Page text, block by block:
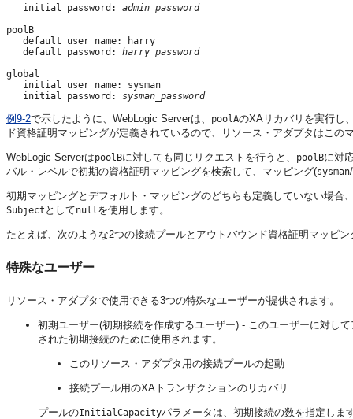
   initial password:
admin_password
poolB
   default user name: harry
   default password:
harry_password
global
   initial user name: sysman
   initial password:
sysman_password
例9-2で示したように、WebLogic Serverは、 poolAのXAリカバリを実行し
ド資格証明マッピングが定義されているので、リソース・アダプタはこの
WebLogic ServerはpoolBに対しても同じリクエストを行うと、 poolBに対
バル・レベルで初期の資格証明マッピングを検索して、マッピング(sysman/
初期マッピングとデフォルト・マッピングのどちらも定義していない場
Subject としてnullを使用します。
たとえば、次のような2つの接続プールとアウトバウンド資格証明マッピ
特殊なユーザー
リソース・アダプタで使用できる3つの特殊なユーザーが提供されます。
初期ユーザー(初期接続を作成するユーザー) - このユーザーに対し
された初期接続のために使用されます。
このリソース・アダプタ用の接続プールの起動
接続プール用のXAトランザクションのリカバリ
プールのInitialCapacityパラメータは、初期接続の数を指定しま